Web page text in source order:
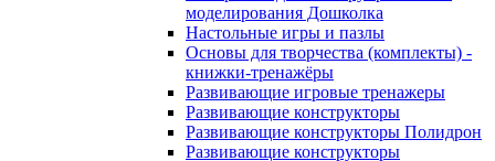
моделирования Дошколка
Настольные игры и пазлы
Основы для творчества (комплекты) -
книжки-тренажёры
Развивающие игровые тренажеры
Развивающие конструкторы
Развивающие конструкторы Полидрон
Развивающие конструкторы